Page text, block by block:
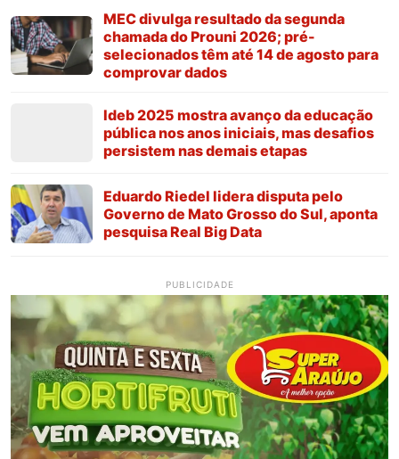
MEC divulga resultado da segunda
chamada do Prouni 2026; pré-
selecionados têm até 14 de agosto para
comprovar dados
Ideb 2025 mostra avanço da educação
pública nos anos iniciais, mas desafios
persistem nas demais etapas
Eduardo Riedel lidera disputa pelo
Governo de Mato Grosso do Sul, aponta
pesquisa Real Big Data
PUBLICIDADE